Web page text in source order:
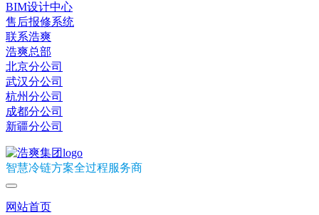
BIM设计中心
售后报修系统
联系浩爽
浩爽总部
北京分公司
武汉分公司
杭州分公司
成都分公司
新疆分公司
智慧冷链方案全过程服务商
网站首页